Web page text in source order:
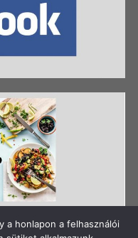
a honlapon a felhasználói